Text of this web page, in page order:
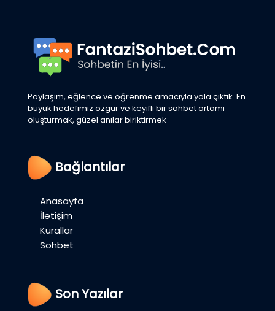
Paylaşım, eğlence ve öğrenme amacıyla yola çıktık. En
büyük hedefimiz özgür ve keyifli bir sohbet ortamı
oluşturmak, güzel anılar biriktirmek
Bağlantılar
Anasayfa
İletişim
Kurallar
Sohbet
Son Yazılar